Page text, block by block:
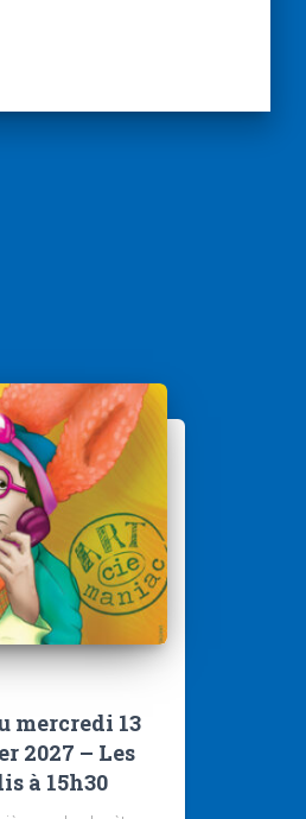
mercredi 13
2027 – Les
à 15h30